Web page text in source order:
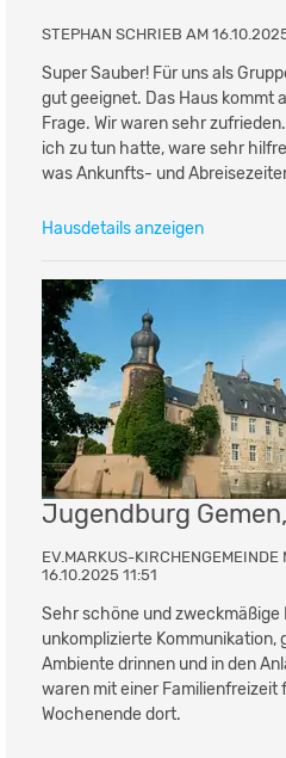
STEPHAN SCHRIEB AM
Super Sauber! Für uns als
gut geeignet. Das Haus kommt
Frage. Wir waren sehr
ich zu tun hatte, ware sehr
was Ankunfts- und
Hausdetails anzeigen
Jugendburg
EV.MARKUS-KIRCHENGEMEINDE
16.10.2025 11:51
Sehr schöne und zweckmäßige
unkomplizierte Kommunikation,
Ambiente drinnen und in den
waren mit einer Familienfreizeit
Wochenende dort.